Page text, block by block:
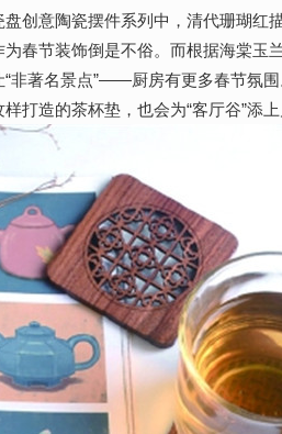
意陶瓷摆件系列中，清代珊瑚红
为春节装饰倒是不俗。而根据海棠玉
“非著名景点”——厨房有更多春节氛
打造的茶杯垫，也会为“客厅谷”添